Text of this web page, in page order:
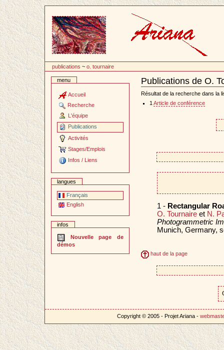
contenu
publications ~o. tournaire
menu
Accueil
Recherche
L'équipe
Publications
Activités
Stages/Emplois
Infos / Liens
langues
Français
English
infos
Nouvelle page de
démos
Publications de O.
Document
Actions
Résultat de la recherche dans la
1 Article de conférence
1 - Rectangular
O. Tournaireet N.
Photogrammetric
Munich, Germany,
haut de la page
Copyright © 2005 - Projet Ariana -